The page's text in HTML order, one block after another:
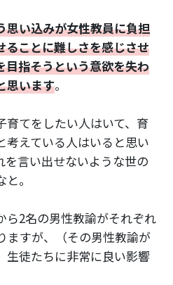
思い込みが女性教員に負担
ることに難しさを感じさせ
目指そうという意欲を失わ
思います。
育てをしたい人はいて、育
考えている人はいると思い
を言い出せないような世の
。
ら2名の男性教諭がそれぞれ
ますが、（その男性教諭が
生徒たちに非常に良い影響